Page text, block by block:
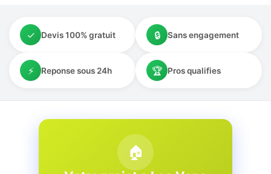
✓ Devis 100% gratuit 🔒 Sans engagement
⚡ Reponse sous 24h 🏆 Pros qualifies
🏠